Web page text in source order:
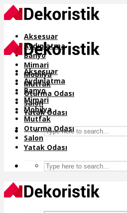
Aksesuar
Aydınlatma
Banyo
Mimari
Mobilya
Mutfak
Oturma Odası
Salon
Yatak Odası
Aksesuar
Aydınlatma
Banyo
Mimari
Mobilya
Mutfak
Oturma Odası
Salon
Yatak Odası